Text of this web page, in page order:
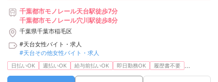
千葉都市モノレール天台駅徒歩7分
千葉都市モノレール穴川駅徒歩8分
千葉県千葉市稲毛区
#天台女性バイト・求人
#天台その他女性バイト・求人
日払いOK 週払いOK 給与前払いOK 即日勤務OK 履歴書不要 ...